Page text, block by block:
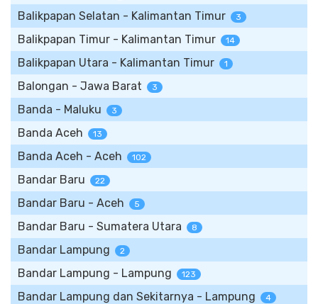
Balikpapan Selatan - Kalimantan Timur 3
Balikpapan Timur - Kalimantan Timur 14
Balikpapan Utara - Kalimantan Timur 1
Balongan - Jawa Barat 3
Banda - Maluku 3
Banda Aceh 13
Banda Aceh - Aceh 102
Bandar Baru 22
Bandar Baru - Aceh 5
Bandar Baru - Sumatera Utara 8
Bandar Lampung 2
Bandar Lampung - Lampung 123
Bandar Lampung dan Sekitarnya - Lampung 4